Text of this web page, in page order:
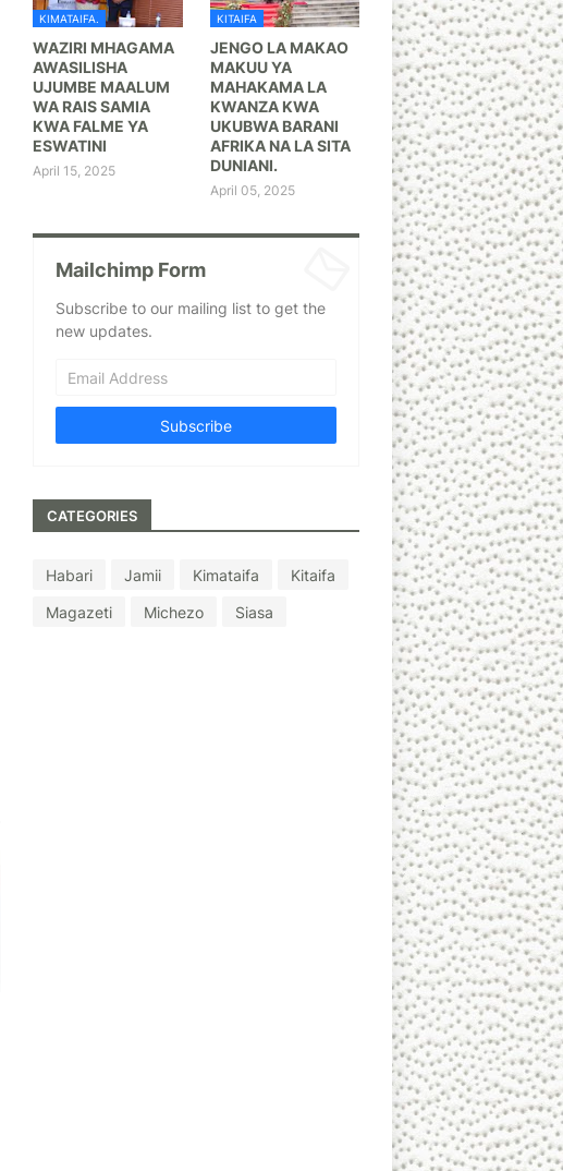
KIMATAIFA.
WAZIRI MHAGAMA
AWASILISHA
UJUMBE MAALUM
WA RAIS SAMIA
KWA FALME YA
ESWATINI
April 15, 2025
KITAIFA
JENGO LA MAKAO
MAKUU YA
MAHAKAMA LA
KWANZA KWA
UKUBWA BARANI
AFRIKA NA LA SITA
DUNIANI.
April 05, 2025
Mailchimp Form
Subscribe to our mailing list to get the
new updates.
CATEGORIES
Habari Jamii Kimataifa
Kitaifa
Magazeti
Michezo Siasa